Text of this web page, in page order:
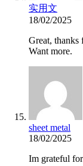
实用文
18/02/2025
Great, thanks
Want more.
sheet metal
18/02/2025
Im grateful